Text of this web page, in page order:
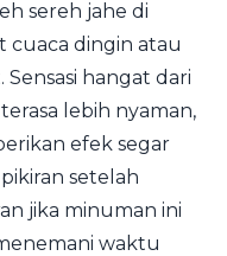
sereh jahe di
dingin atau
hangat dari
lebih nyaman,
efek segar
setelah
jika minuman ini
waktu